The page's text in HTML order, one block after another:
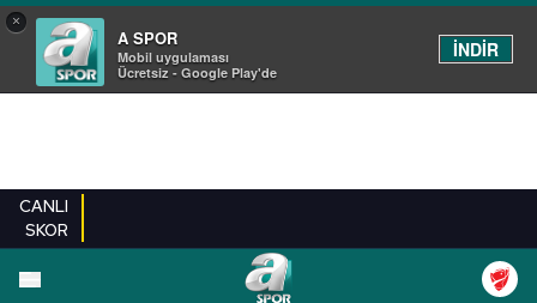
×
A SPOR
Mobil uygulaması
Ücretsiz - Google Play'de
İNDİR
CANLI
SKOR
EN YENILER